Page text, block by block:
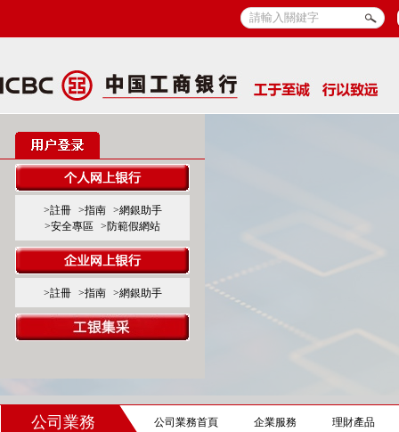
>註冊 >指南
>網銀助手
>安全專區
>防範假網站
>註冊 >指南 >網銀助手
公司業務 公司業務首頁 企業服務 理財產品